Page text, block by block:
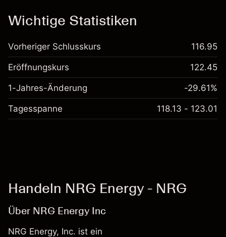
Wichtige Statistiken
Vorheriger Schlusskurs 116.95
Eröffnungskurs 122.45
1-Jahres-Änderung -29.61%
Tagesspanne 118.13 - 123.01
Handeln NRG Energy - NRG
Über NRG Energy Inc
NRG Energy, Inc. ist ein